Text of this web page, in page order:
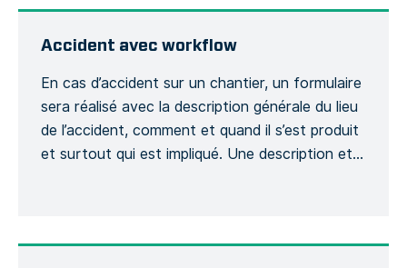
Accident avec workflow
En cas d’accident sur un chantier, un formulaire
sera réalisé avec la description générale du lieu
de l’accident, comment et quand il s’est produit
et surtout qui est impliqué. Une description et